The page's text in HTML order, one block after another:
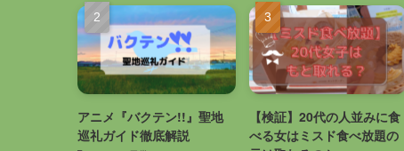
アニメ『バクテン!!』聖地
巡礼ガイド徹底解説
【検証】20代の人並みに食
べる女はミスド食べ放題の